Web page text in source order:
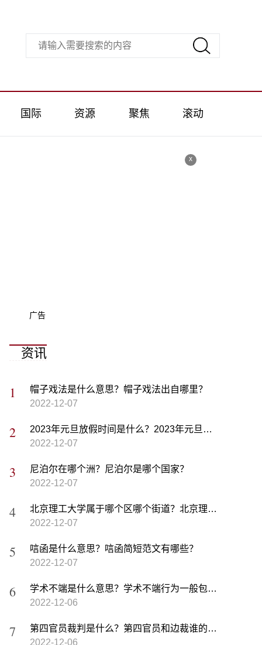
国际 资源 聚焦 滚动
x
广告
资讯
帽子戏法是什么意思？帽子戏法出自哪里？
2022-12-07
2023年元旦放假时间是什么？2023年元旦高速是否免费？
2022-12-07
尼泊尔在哪个洲？尼泊尔是哪个国家？
2022-12-07
北京理工大学属于哪个区哪个街道？北京理工大学2022年录取分数线
2022-12-07
唁函是什么意思？唁函简短范文有哪些？
2022-12-07
学术不端是什么意思？学术不端行为一般包括哪些？
2022-12-06
第四官员裁判是什么？第四官员和边裁谁的作用大？
2022-12-06